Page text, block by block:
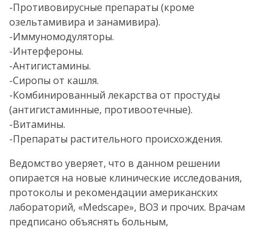
-Противовирусные препараты (кроме
озельтамивира и занамивира).
-Иммуномодуляторы.
-Интерфероны.
-Антигистамины.
-Сиропы от кашля.
-Комбинированный лекарства от простуды
(антигистаминные, противоотечные).
-Витамины.
-Препараты растительного происхождения.
Ведомство уверяет, что в данном решении
опирается на новые клинические исследования,
протоколы и рекомендации американских
лабораторий, «Medscape», ВОЗ и прочих. Врачам
предписано объяснять больным,